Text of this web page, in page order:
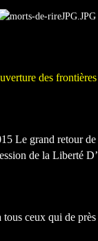
des frontières
Le grand retour
de la Liberté
tous ceux qui de